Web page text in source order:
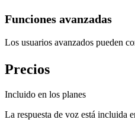
Funciones avanzadas
Los usuarios avanzados pueden
Precios
Incluido en los planes
La respuesta de voz está incluida